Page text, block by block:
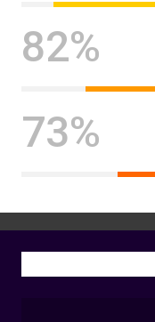
82%
73%